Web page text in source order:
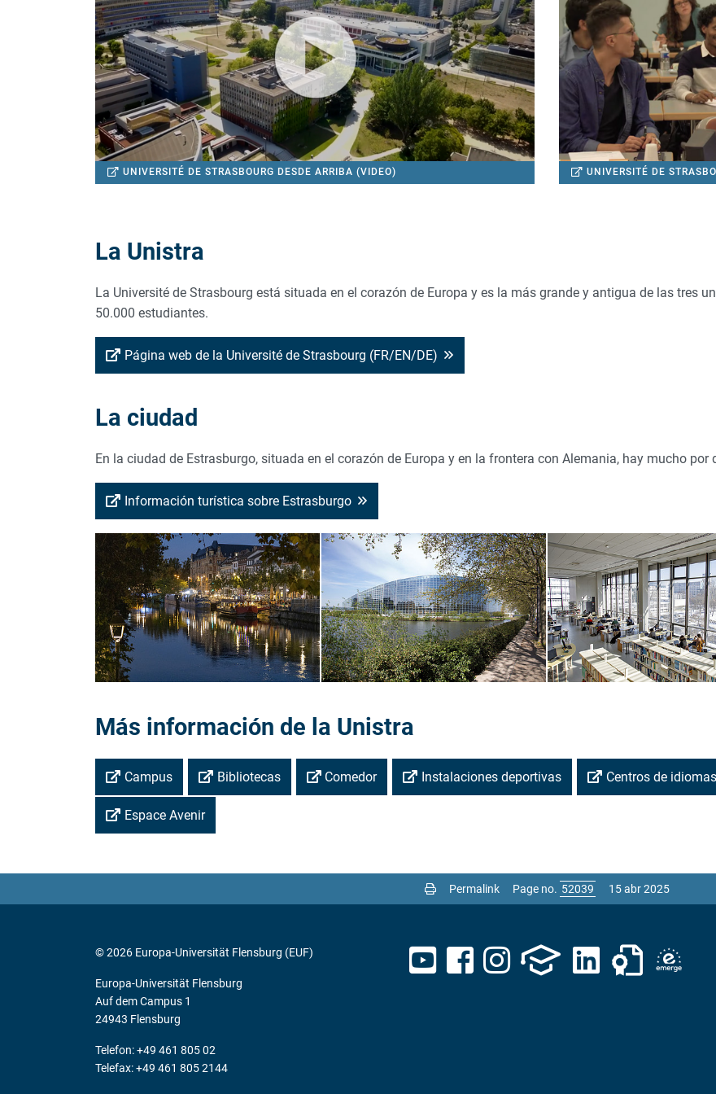
UNIVERSITÉ DE STRASBOURG DESDE ARRIBA (VIDEO) UNIVERSITÉ DE
La Unistra
La Université de Strasbourg está situada en el corazón de Europa y es la más grande y antigua de las tres
50.000 estudiantes.
Página web de la Université de Strasbourg (FR/EN/DE)
La ciudad
En la ciudad de Estrasburgo, situada en el corazón de Europa y en la frontera con Alemania, hay mucho por
Información turística sobre Estrasburgo
Más información de la Unistra
Campus Bibliotecas Comedor Instalaciones deportivas Centros de idiomas
Espace Avenir
Permalink Page no. 15 abr 2025
© 2026 Europa-Universität Flensburg (EUF)
Europa-Universität Flensburg
Auf dem Campus 1
24943 Flensburg
Telefon: +49 461 805 02
Telefax: +49 461 805 2144